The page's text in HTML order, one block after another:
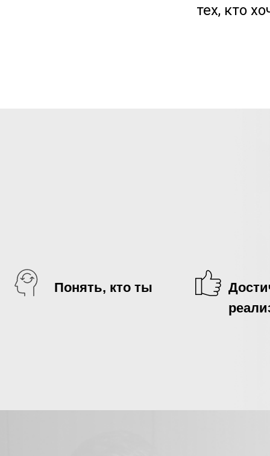
тех, кто
Понять, кто ты